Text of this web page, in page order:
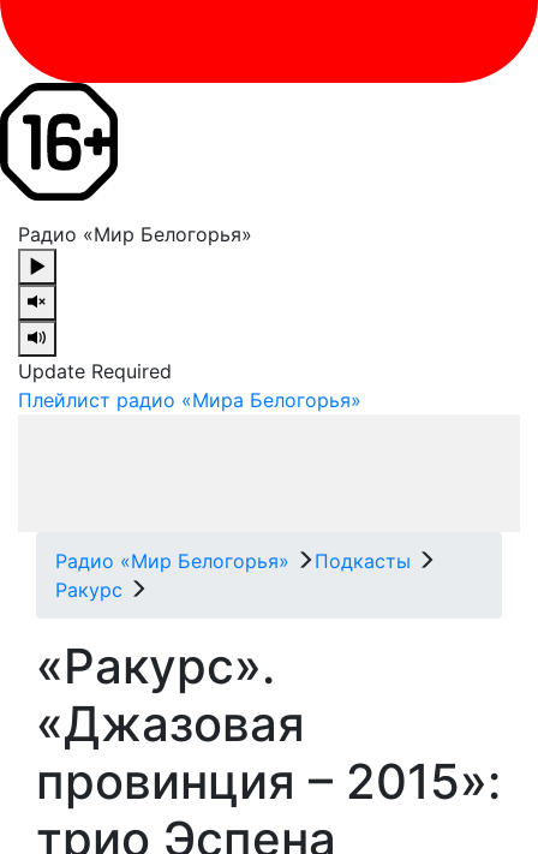
Радио «Мир Белогорья»
Update Required
Плейлист радио «Мира Белогорья»
Радио «Мир Белогорья»
Подкасты
Ракурс
«Ракурс».
«Джазовая
провинция – 2015»:
трио Эспена